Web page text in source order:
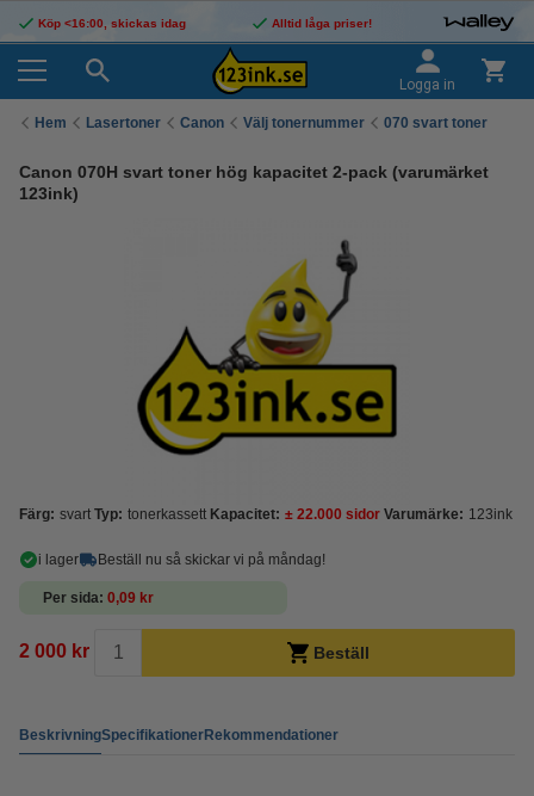
Köp <16:00, skickas idag Alltid låga priser!
Logga in
Hem Lasertoner Canon Välj tonernummer 070 svart toner
Canon 070H svart toner hög kapacitet 2-pack (varumärket
123ink)
Färg: svart Typ: tonerkassett Kapacitet: ± 22.000 sidor Varumärke: 123ink
i lager Beställ nu så skickar vi på måndag!
Per sida 0,09 kr
2 000 kr Beställ
BeskrivningSpecifikationerRekommendationer